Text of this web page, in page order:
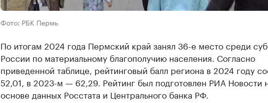
Фото: РБК Пермь
По итогам 2024 года Пермский край занял 36-е место среди
России по материальному благополучию населения. Согласно
приведенной таблице, рейтинговый балл региона в 2024 году
52,01, в 2023-м — 62,29. Рейтинг был подготовлен РИА Новости
основе данных Росстата и Центрального банка РФ.